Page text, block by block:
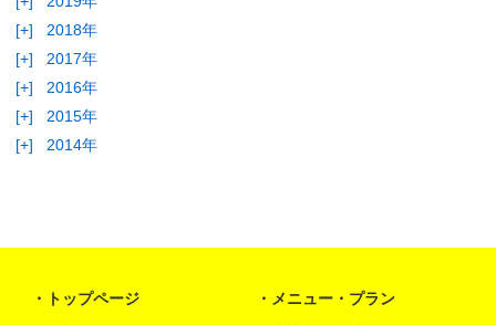
[+]
2018年
[+]
2017年
[+]
2016年
[+]
2015年
[+]
2014年
トップページ メニュー・プラン